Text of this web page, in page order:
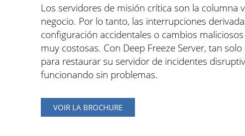
Los servidores de misión crítica son la columna
negocio. Por lo tanto, las interrupciones
configuración accidentales o cambios
muy costosas. Con Deep Freeze Server, tan
para restaurar su servidor de incidentes
funcionando sin problemas.
VOIR LA BROCHURE